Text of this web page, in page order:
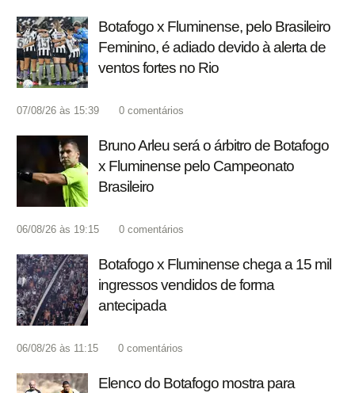
Botafogo x Fluminense, pelo Brasileiro
Feminino, é adiado devido à alerta de
ventos fortes no Rio
07/08/26 às 15:39 0 comentários
Bruno Arleu será o árbitro de Botafogo
x Fluminense pelo Campeonato
Brasileiro
06/08/26 às 19:15 0 comentários
Botafogo x Fluminense chega a 15 mil
ingressos vendidos de forma
antecipada
06/08/26 às 11:15 0 comentários
Elenco do Botafogo mostra para